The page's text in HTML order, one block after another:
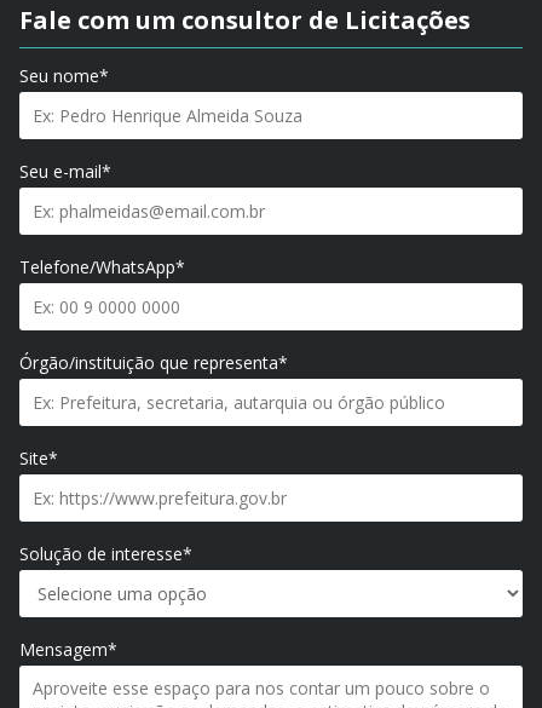
Fale com um consultor de Licitações
Seu nome*
Seu e-mail*
Telefone/WhatsApp*
Órgão/instituição que representa*
Site*
Solução de interesse*
Mensagem*